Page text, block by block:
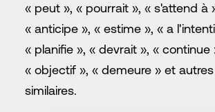
« peut », « pourrait », « s'attend à
« anticipe », « estime », « a
« planifie », « devrait », « continue
« objectif », « demeure » ​​et
similaires.